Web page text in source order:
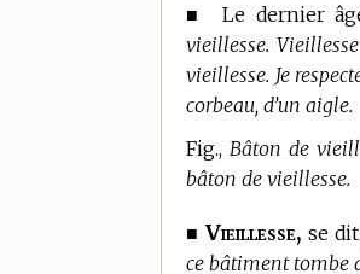
■Le dernier
vieillesse.
vieillesse. Je
corbeau, d’un aigle.
Fig., Bâton de
bâton de vieillesse.
■Vieillesse, se
ce bâtiment tombe